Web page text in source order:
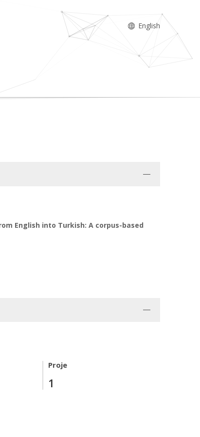
English
English into Turkish: A corpus-based
Proje
1